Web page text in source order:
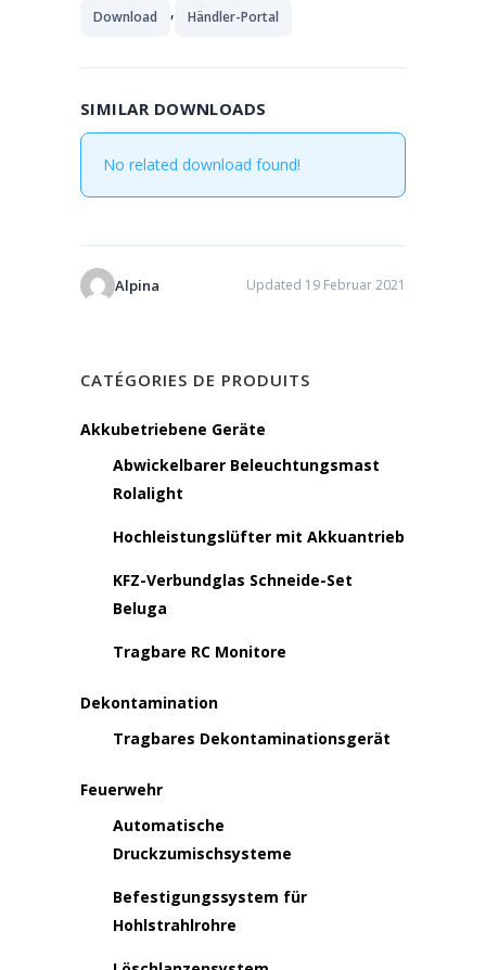
Download , Händler-Portal
SIMILAR DOWNLOADS
No related download found!
Alpina Updated 19 Februar 2021
CATÉGORIES DE PRODUITS
Akkubetriebene Geräte
Abwickelbarer Beleuchtungsmast
Rolalight
Hochleistungslüfter mit Akkuantrieb
KFZ-Verbundglas Schneide-Set
Beluga
Tragbare RC Monitore
Dekontamination
Tragbares Dekontaminationsgerät
Feuerwehr
Automatische
Druckzumischsysteme
Befestigungssystem für
Hohlstrahlrohre